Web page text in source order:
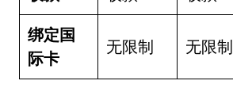
绑定国
际卡
无限制 无限制